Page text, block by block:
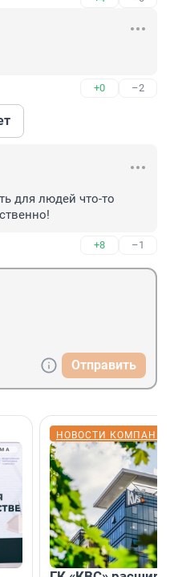
+0 –2
для людей что-то
+8 –1
Отправить
НОВОСТИ